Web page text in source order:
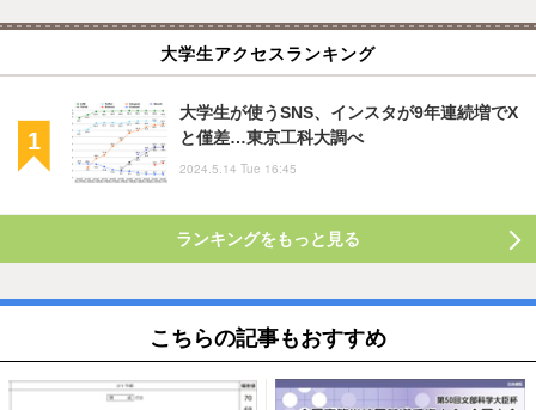
大学生アクセスランキング
大学生が使うSNS、インスタが9年連続増でX
と僅差…東京工科大調べ
2024.5.14 Tue 16:45
ランキングをもっと見る
こちらの記事もおすすめ